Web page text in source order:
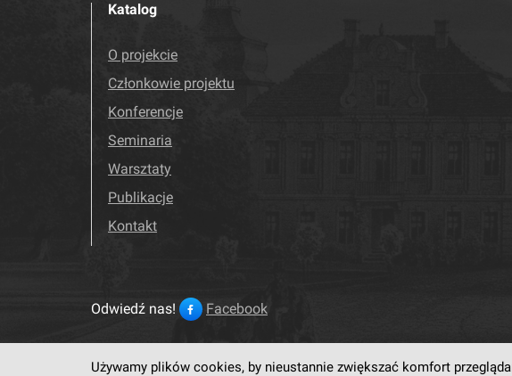
Katalog
O projekcie
Członkowie projektu
Konferencje
Seminaria
Warsztaty
Publikacje
Kontakt
Odwiedź nas! Facebook
Używamy plików cookies, by nieustannie zwiększać komfort